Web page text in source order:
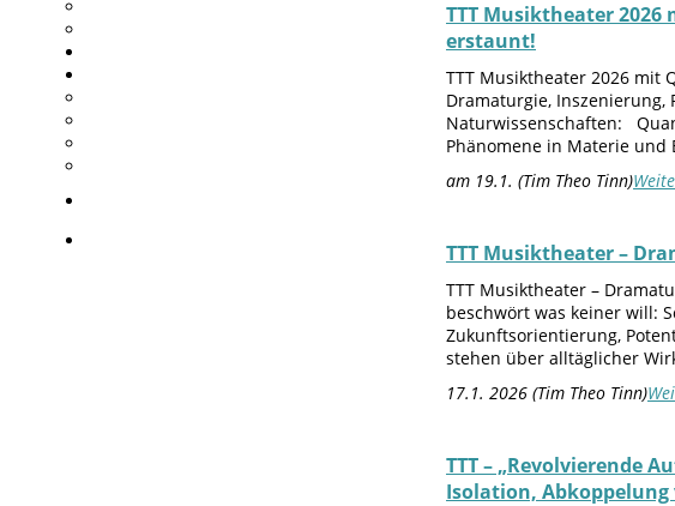
TTT Musiktheater
erstaunt!
TTT Musiktheater 2026 mit
Dramaturgie,
Naturwissenschaften:
Phänomene in Materie
am 19.1. (Tim Theo Tinn)
TTT Musiktheater –
TTT Musiktheater –
beschwört was keiner will:
Zukunftsorientierung,
stehen über alltäglicher
17.1. 2026 (Tim Theo Tinn)
TTT – „Revolvierende
Isolation,